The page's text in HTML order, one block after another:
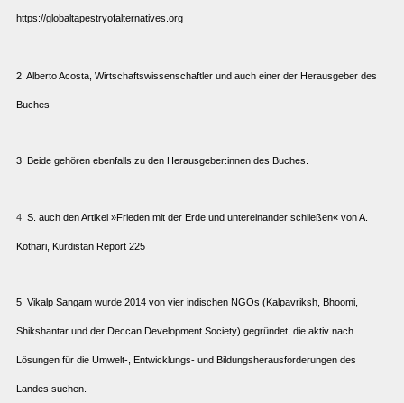
https://globaltapestryofalternatives.org
2 Alberto Acosta, Wirtschaftswissenschaftler und auch einer der Herausgeber des
Buches
3 Beide gehören ebenfalls zu den Herausgeber:innen des Buches.
4S. auch den Artikel »Frieden mit der Erde und untereinander schließen« von A.
Kothari, Kurdistan Report 225
5 Vikalp Sangam wurde 2014 von vier indischen NGOs (Kalpavriksh, ­Bhoomi,
Shikshantar und der Deccan Development Society) gegründet, die aktiv nach
Lösungen für die Umwelt-, Entwicklungs- und Bildungsherausforderungen des
Landes suchen.